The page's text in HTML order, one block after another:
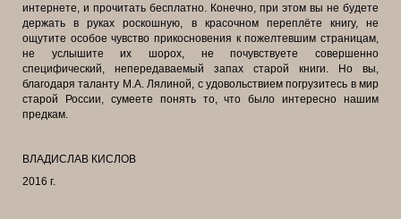
интернете, и прочитать бесплатно. Конечно, при этом вы не будете
держать в руках роскошную, в красочном переплёте книгу, не
ощутите особое чувство прикосновения к пожелтевшим страницам,
не услышите их шорох, не почувствуете совершенно
специфический, непередаваемый запах старой книги. Но вы,
благодаря таланту М.А. Лялиной, с удовольствием погрузитесь в мир
старой России, сумеете понять то, что было интересно нашим
предкам.
ВЛАДИСЛАВ КИСЛОВ
2016 г.